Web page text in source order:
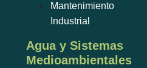
Mantenimiento
Industrial
Agua y Sistemas
Medioambientales